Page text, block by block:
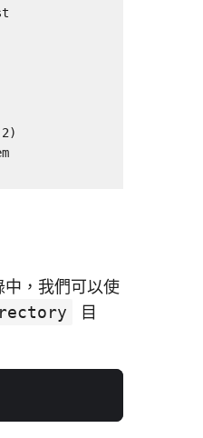
，我們可以使
目